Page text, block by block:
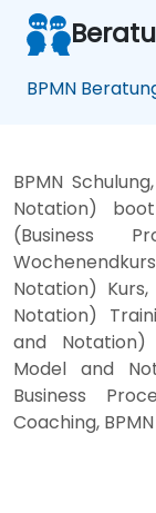
BPMN
BPMN
Notation)
(Business
Notation) Kurs,
Notation)
and Notation)
Model and
Business
Coaching,